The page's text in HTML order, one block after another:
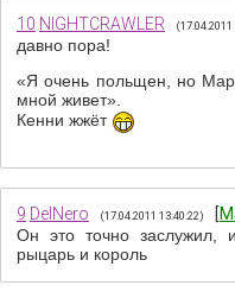
10 NIGHTCRAWLER (17.04.2011
давно пора!
«Я очень польщен, но
мной живет».
Кенни жжёт
9 DelNero (17.04.2011 13:40:22) [
Он это точно заслужил,
рыцарь и король